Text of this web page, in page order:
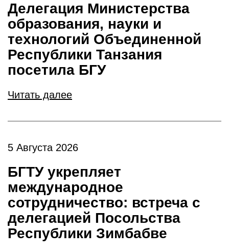
Делегация Министерства
образования, науки и
технологий Объединенной
Республики Танзания
посетила БГУ
Читать далее
5 Августа 2026
БГТУ укрепляет
международное
сотрудничество: встреча с
делегацией Посольства
Республики Зимбабве